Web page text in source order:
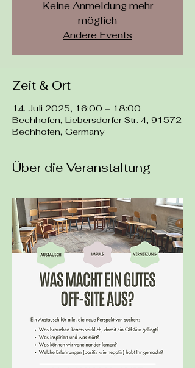
Keine Anmeldung mehr
möglich
Andere Events
Zeit & Ort
14. Juli 2025, 16:00 – 18:00
Bechhofen, Liebersdorfer Str. 4, 91572
Bechhofen, Germany
Über die Veranstaltung